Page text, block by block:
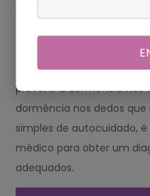
subjacentes: Se você
sistêmica, gerenciá-la
prevenir a dormência nos
dormência nos dedos
simples de autocuidado,
médico para obter um
adequados.